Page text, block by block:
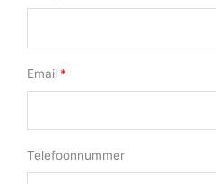
Email
Telefoonnummer